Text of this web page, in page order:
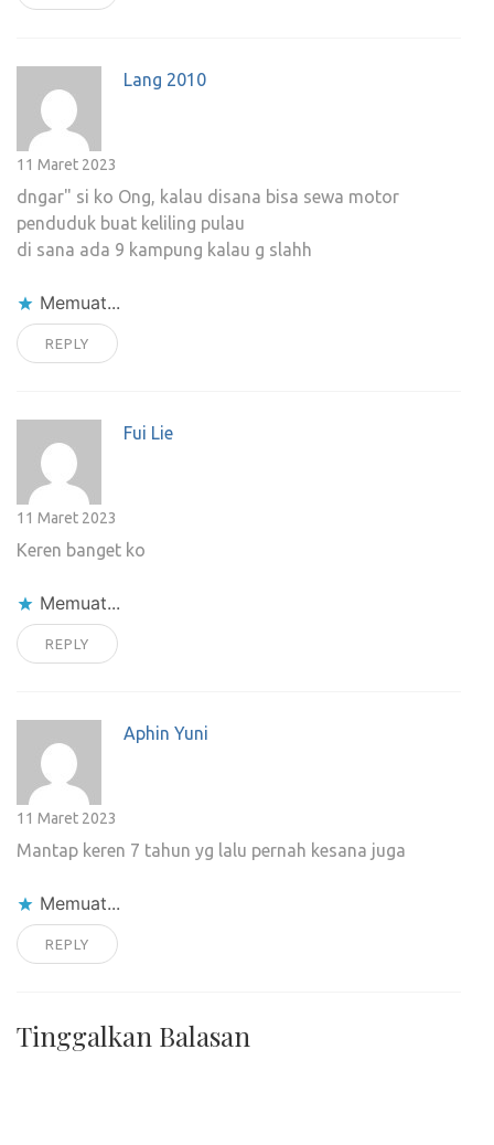
Lang 2010
11 Maret 2023
dngar" si ko Ong, kalau disana bisa sewa motor
penduduk buat keliling pulau
di sana ada 9 kampung kalau g slahh
Memuat...
REPLY
Fui Lie
11 Maret 2023
Keren banget ko
Memuat...
REPLY
Aphin Yuni
11 Maret 2023
Mantap keren 7 tahun yg lalu pernah kesana juga
Memuat...
REPLY
Tinggalkan Balasan